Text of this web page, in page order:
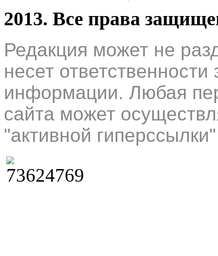
2013. Все права
Редакция может не
несет
информации. Любая
сайта может
"активной